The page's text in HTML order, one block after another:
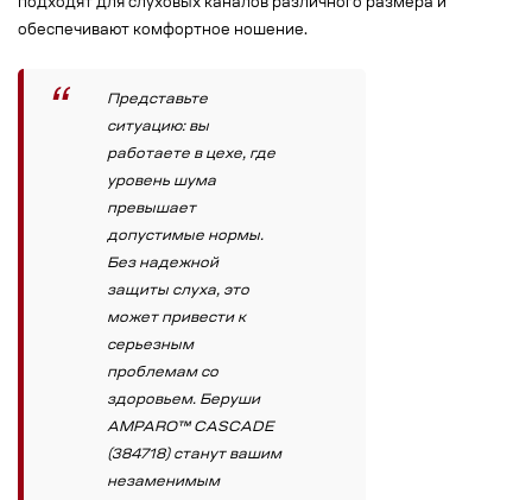
подходят для слуховых каналов различного размера и
обеспечивают комфортное ношение.
Представьте
ситуацию: вы
работаете в цехе, где
уровень шума
превышает
допустимые нормы.
Без надежной
защиты слуха, это
может привести к
серьезным
проблемам со
здоровьем. Беруши
AMPARO™ CASCADE
(384718) станут вашим
незаменимым